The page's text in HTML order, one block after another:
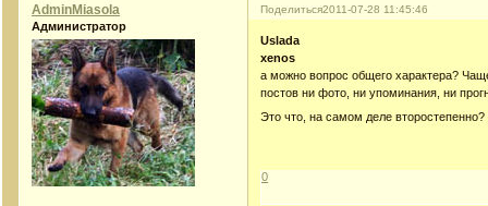
Поделиться2011-07-28 11:45:46
AdminMiasola
Администратор
Uslada
xenos
а можно вопрос общего характера?
постов ни фото, ни упоминания, ни
Это что, на самом деле второстепенно?
0